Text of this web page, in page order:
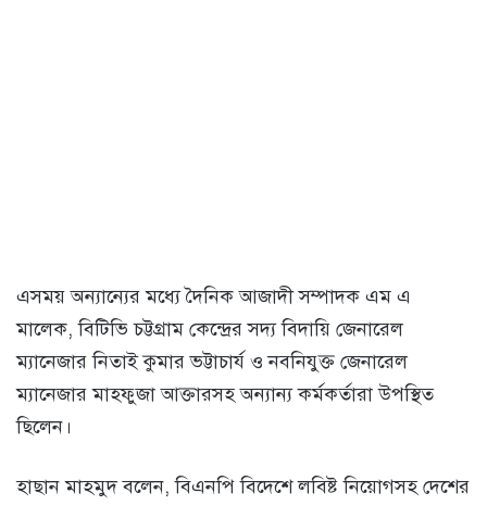
এসময় অন্যান্যের মধ্যে দৈনিক আজাদী সম্পাদক এম এ
মালেক, বিটিভি চট্টগ্রাম কেন্দ্রের সদ্য বিদায়ি জেনারেল
ম্যানেজার নিতাই কুমার ভট্টাচার্য ও নবনিযুক্ত জেনারেল
ম্যানেজার মাহফুজা আক্তারসহ অন্যান্য কর্মকর্তারা উপস্থিত
ছিলেন।
হাছান মাহমুদ বলেন, বিএনপি বিদেশে লবিষ্ট নিয়োগসহ দেশের